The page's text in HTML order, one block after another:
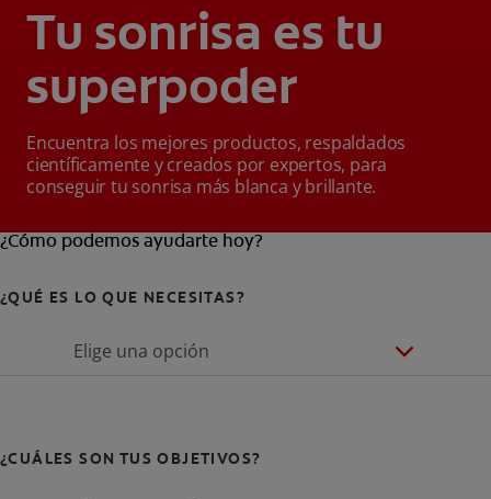
Tu sonrisa es tu
superpoder
Encuentra los mejores productos, respaldados
científicamente y creados por expertos, para
conseguir tu sonrisa más blanca y brillante.
¿Cómo podemos ayudarte hoy?
¿QUÉ ES LO QUE NECESITAS?
Elige una opción
¿CUÁLES SON TUS OBJETIVOS?